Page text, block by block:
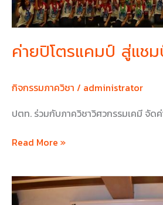
ค่ายปิโตรแคมป์ สู่แช
กิจกรรมภาควิชา / administrator
ปตท. ร่วมกับภาควิชาวิศวกรรมเคมี จัด
Read More »
ภาค
วิชา